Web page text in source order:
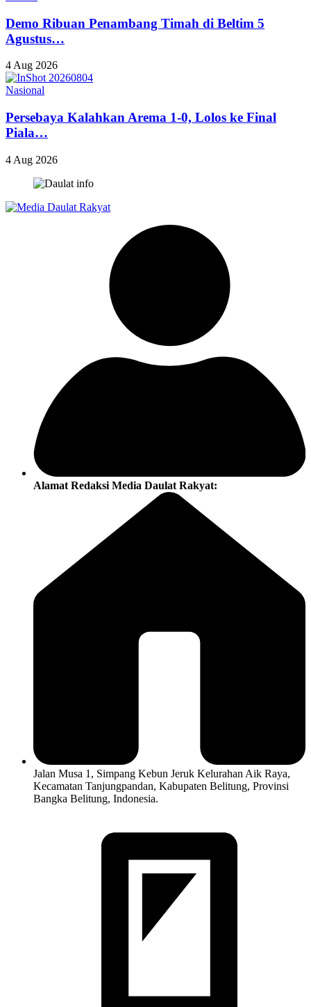
Demo Ribuan Penambang Timah di Beltim 5
Agustus…
4 Aug 2026
Nasional
Persebaya Kalahkan Arema 1-0, Lolos ke Final
Piala…
4 Aug 2026
Alamat Redaksi Media Daulat Rakyat:
Jalan Musa 1, Simpang Kebun Jeruk Kelurahan Aik Raya,
Kecamatan Tanjungpandan, Kabupaten Belitung, Provinsi
Bangka Belitung, Indonesia.